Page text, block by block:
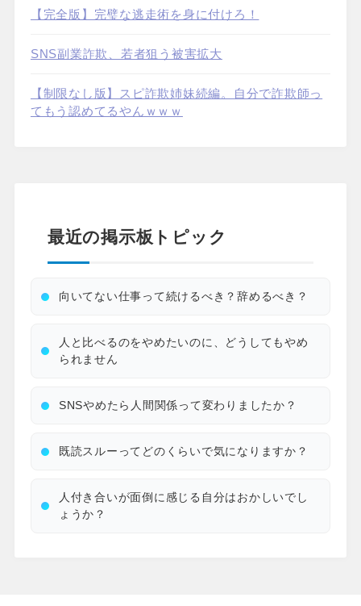
【完全版】完璧な逃走術を身に付けろ！
SNS副業詐欺、若者狙う被害拡大
【制限なし版】スピ詐欺姉妹続編。自分で詐欺師っ
てもう認めてるやんｗｗｗ
最近の掲示板トピック
向いてない仕事って続けるべき？辞めるべき？
人と比べるのをやめたいのに、どうしてもやめ
られません
SNSやめたら人間関係って変わりましたか？
既読スルーってどのくらいで気になりますか？
人付き合いが面倒に感じる自分はおかしいでし
ょうか？